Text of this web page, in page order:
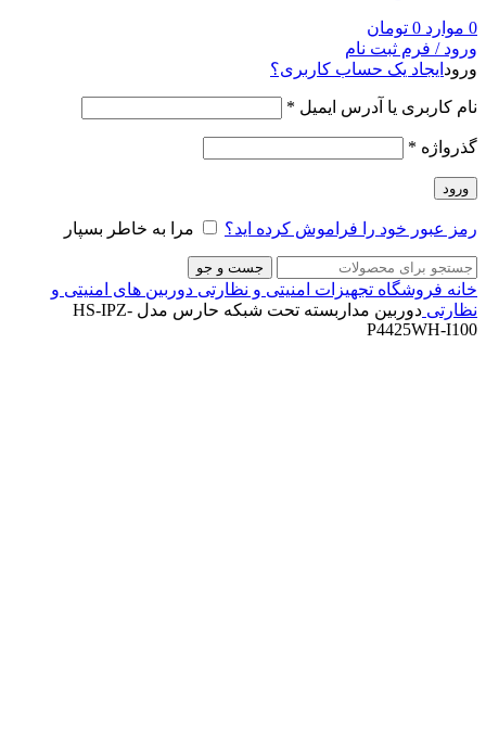
0 موارد 0 تومان
ورود / فرم ثبت نام
ورود ایجاد یک حساب کاربری؟
نام کاربری یا آدرس ایمیل *
گذرواژه *
ورود
رمز عبور خود را فراموش کرده اید؟ مرا به خاطر بسپار
جست و جو
خانه فروشگاه تجهیزات امنیتی و نظارتی دوربین های امنیتی و
نظارتی
دوربین مداربسته تحت شبکه حارس مدل HS-IPZ-
P4425WH-I100